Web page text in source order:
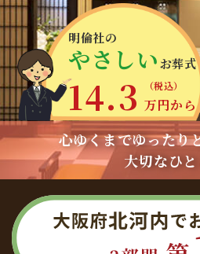
明倫社の
やさしいお葬式
14.3 （税込）
万円から
心ゆくまでゆったり
大切なひ